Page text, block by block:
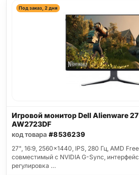
Под заказ, 2 дня
Игровой монитор Dell Alienware
AW2723DF
код товара #8536239
27", 16:9, 2560x1440, IPS, 280 Гц, AMD
совместимый с NVIDIA G-Sync,
регулировка …